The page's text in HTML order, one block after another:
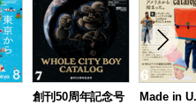
創刊50周年記念号
Made in